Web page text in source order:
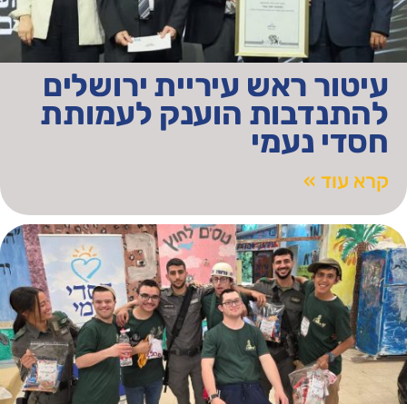
עיטור ראש עיריית ירושלים
להתנדבות הוענק לעמותת
חסדי נעמי
קרא עוד »